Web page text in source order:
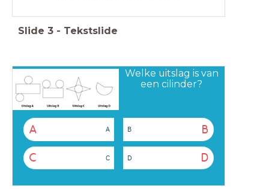
Slide 3 - Tekstslide
Welke uitslag is van
een cilinder?
A A B
B
C C D
D